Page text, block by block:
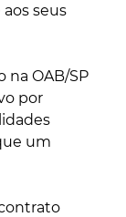
seus
na OAB/SP
por
um